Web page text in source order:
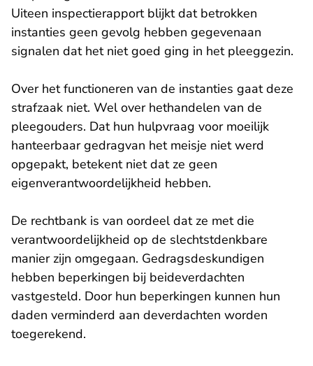
Uiteen inspectierapport blijkt dat betrokken
instanties geen gevolg hebben gegevenaan
signalen dat het niet goed ging in het pleeggezin.
Over het functioneren van de instanties gaat deze
strafzaak niet. Wel over hethandelen van de
pleegouders. Dat hun hulpvraag voor moeilijk
hanteerbaar gedragvan het meisje niet werd
opgepakt, betekent niet dat ze geen
eigenverantwoordelijkheid hebben.
De rechtbank is van oordeel dat ze met die
verantwoordelijkheid op de slechtstdenkbare
manier zijn omgegaan. Gedragsdeskundigen
hebben beperkingen bij beideverdachten
vastgesteld. Door hun beperkingen kunnen hun
daden verminderd aan deverdachten worden
toegerekend.